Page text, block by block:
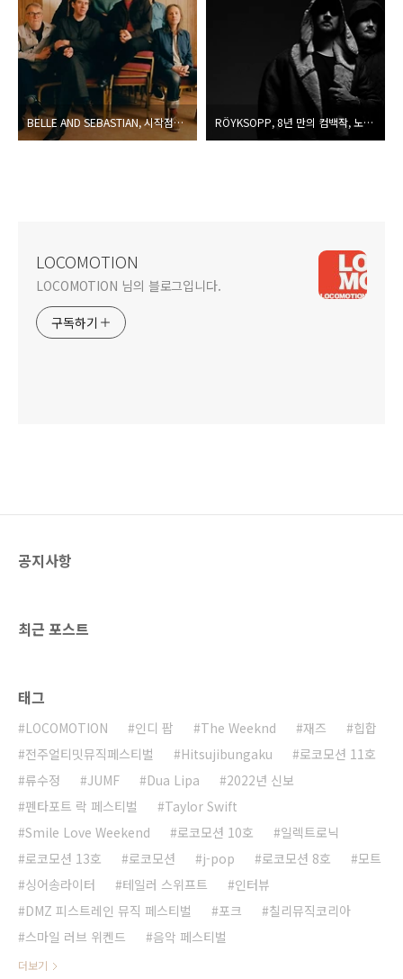
BELLE AND SEBASTIAN, 시작점에서 찾은 아름다운 일상 RÖYKSOPP, 8년 만의 컴백작, 노래를 영상으로 시각화하다
LOCOMOTION
LOCOMOTION 님의 블로그입니다.
구독하기
공지사항
최근 포스트
태그
LOCOMOTION 인디 팝 The Weeknd 재즈
힙합
전주얼티밋뮤직페스티벌
Hitsujibungaku
로코모션 11호
류수정
JUMF Dua Lipa
2022년 신보
펜타포트 락 페스티벌
Taylor Swift
Smile Love Weekend
로코모션 10호
일렉트로닉
로코모션 13호
로코모션 j-pop 로코모션 8호
모트
싱어송라이터
테일러 스위프트
인터뷰
DMZ 피스트레인 뮤직 페스티벌
포크
칠리뮤직코리아
스마일 러브 위켄드
음악 페스티벌
더보기